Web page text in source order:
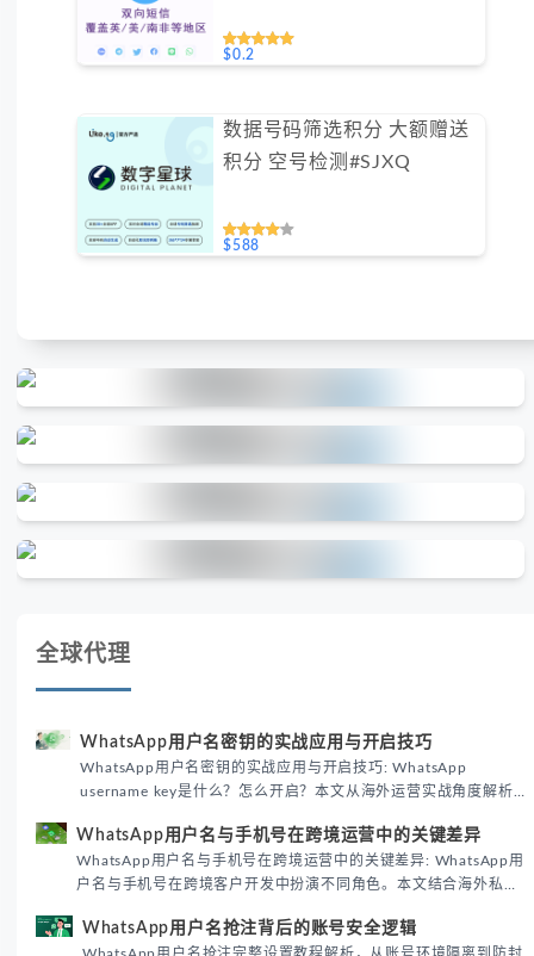
$0.2
数据号码筛选积分 大额赠送
积分 空号检测#SJXQ
$588
全球代理
WhatsApp用户名密钥的实战应用与开启技巧
WhatsApp用户名密钥的实战应用与开启技巧: WhatsApp
username key是什么？怎么开启？本文从海外运营实战角度解析
境团队高效触达目标客户。
WhatsApp用户名与手机号在跨境运营中的关键差异
WhatsApp用户名与手机号在跨境运营中的关键差异: WhatsApp用
户名与手机号在跨境客户开发中扮演不同角色。本文结合海外私域
际差异，帮助团队优化WhatsApp营销策略。
WhatsApp用户名抢注背后的账号安全逻辑